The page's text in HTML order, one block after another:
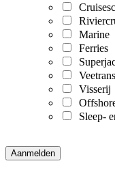
Marine
Ferries
Visserij
Sleep-